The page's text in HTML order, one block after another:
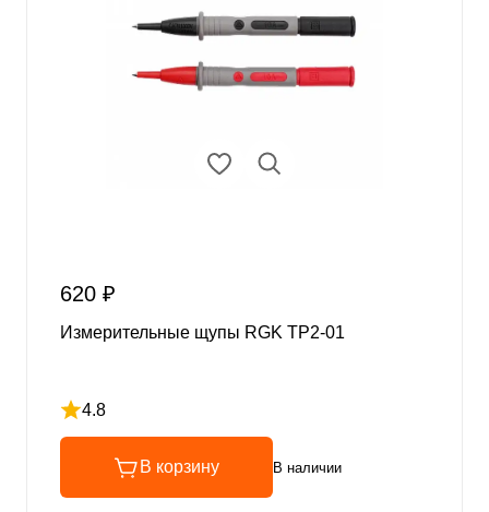
620 ₽
Измерительные щупы RGK TP2-01
4.8
Рейтинг 4.8 из 5
В корзину В наличии